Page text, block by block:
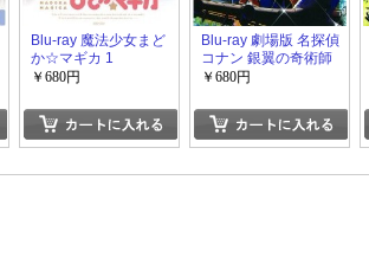
Blu-ray 魔法少女まど
か☆マギカ 1
￥680円
Blu-ray 劇場版 名探偵
コナン 銀翼の奇術師
￥680円